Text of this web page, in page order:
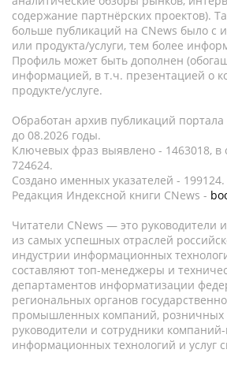
содержание партнёрских проектов).
больше публикаций на CNews было с
или продукта/услуги, тем более
Профиль может быть дополнен
информацией, в т.ч. презентацией о
продукте/услуге.
Обработан архив публикаций портала
до 08.2026 годы.
Ключевых фраз выявлено - 1463018, в
724624.
Создано именных указателей - 199124.
Редакция Индексной книги CNews -
Читатели CNews — это руководители
из самых успешных отраслей
индустрии информационных
составляют топ-менеджеры и
департаментов информатизации
региональных органов
промышленных компаний, розничных
руководители и сотрудники
информационных технологий и услуг